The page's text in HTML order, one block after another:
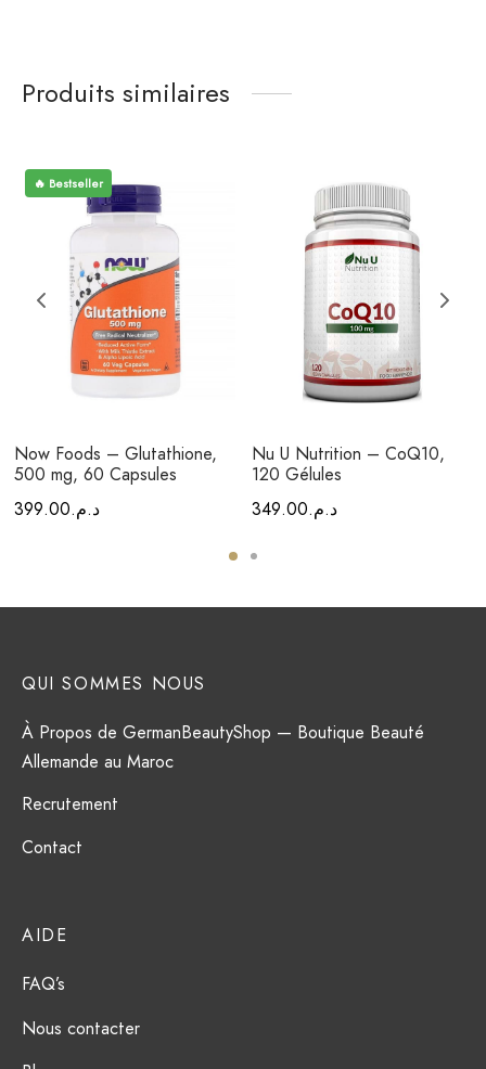
Produits similaires
🔥 Bestseller
Now Foods – Glutathione,
500 mg, 60 Capsules
د.م.399.00
Nu U Nutrition – CoQ10,
120 Gélules
د.م.349.00
AIDE
FAQ’s
Nous contacter
QUI SOMMES NOUS
À Propos de GermanBeautyShop — Boutique Beauté
Allemande au Maroc
Recrutement
Contact